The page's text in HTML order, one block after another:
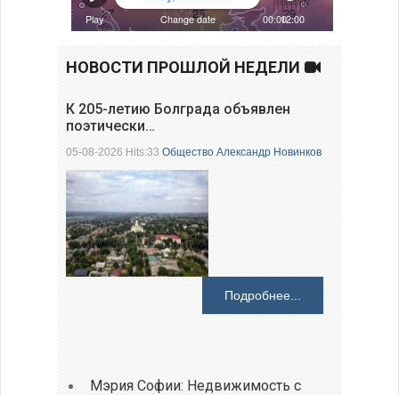
НОВОСТИ ПРОШЛОЙ НЕДЕЛИ
К 205-летию Болграда объявлен
поэтически…
05-08-2026 Hits:33Общество Александр Новинков
Подробнее...
Мэрия Софии: Недвижимость с